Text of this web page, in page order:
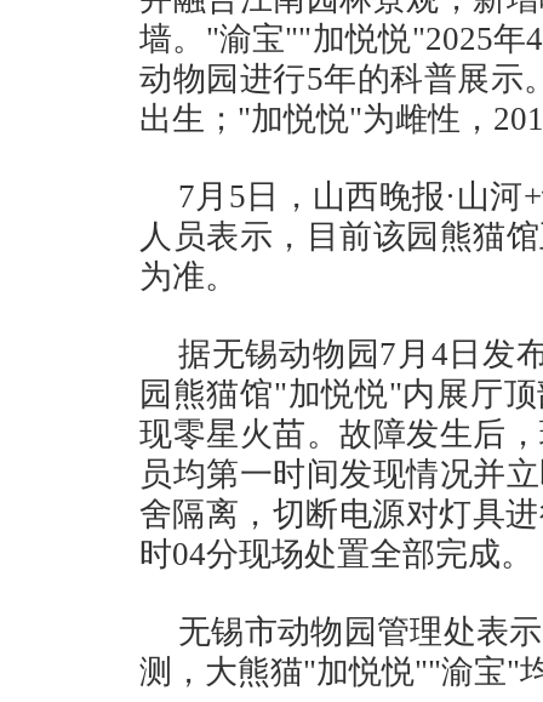
墙。"渝宝""加悦悦"2025年
动物园进行5年的科普展示
出生；"加悦悦"为雌性，
7月5日，山西晚报·山
人员表示，目前该园熊猫
为准。
据无锡动物园7月4日发
园熊猫馆"加悦悦"内展厅
现零星火苗。故障发生后
员均第一时间发现情况并
舍隔离，切断电源对灯具
时04分现场处置全部完成。
无锡市动物园管理处表
测，大熊猫"加悦悦""渝宝"